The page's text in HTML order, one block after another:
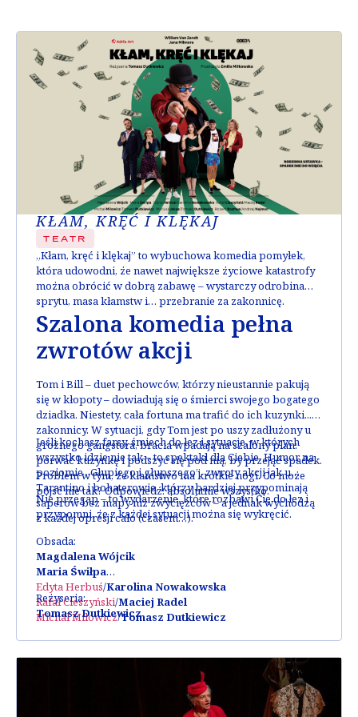
KŁAM, KRĘĆ I KLĘKAJ
TEATR
„Kłam, kręć i klękaj” to wybuchowa komedia pomyłek,
która udowodni, że nawet największe życiowe katastrofy
można obrócić w dobrą zabawę – wystarczy odrobina
sprytu, masa kłamstw i… przebranie za zakonnicę.
Szalona komedia pełna
zwrotów akcji
Tom i Bill – duet pechowców, którzy nieustannie pakują
się w kłopoty – dowiadują się o śmierci swojego bogatego
dziadka. Niestety, cała fortuna ma trafić do ich kuzynki...
zakonnicy. W sytuacji, gdy Tom jest po uszy zadłużony u
groźnego gangstera, bracia wpadają na szalony plan:
porwać kuzynkę i podszyć się pod nią, by przejąć spadek.
Problem w tym, że kłamstwo ma krótkie nogi. Co może
pójść nie tak? Odpowiedź: absolutnie wszystko.
Jeśli kochasz farsy, śmiech do łez i sytuacje, w których
wszystko idzie nie tak – to spektakl dla Ciebie. Humor na
poziomie „Głupiego i głupszego”, zwroty akcji jak u
Tarantino i bohaterowie, którzy bardziej przypominają
saperów bez mapy niż zwycięzców – a jednak wychodzą
z każdej opresji cało (czasem…).
Nie przegap – to wydarzenie, które rozbawi Cię do łez i
przypomni, że z każdej sytuacji można się wykręcić.
Obsada:
Magdalena Wójcik
Maria Świłpa
Edyta Herbuś/Karolina Nowakowska
Rafał Cieszyński/Maciej Radel
Michał Milowicz/Tomasz Dutkiewicz
Reżyseria:
Tomasz Dutkiewicz